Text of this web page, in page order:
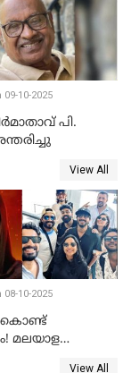
10-2025
പി.
View All
10-2025
കൊണ്ട്
മലയാള
View All